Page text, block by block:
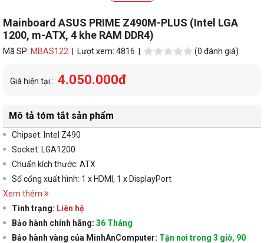
Mainboard ASUS PRIME Z490M-PLUS (Intel LGA
1200, m-ATX, 4 khe RAM DDR4)
Mã SP: MBAS122 | Lượt xem: 4816 | (0 đánh giá)
Giá hiện tại : 4.050.000đ
Mô tả tóm tắt sản phẩm
Chipset: Intel Z490
Socket: LGA1200
Chuẩn kích thước: ATX
Số cổng xuất hình: 1 x HDMI, 1 x DisplayPort
Xem thêm
Tình trạng: Liên hệ
Bảo hành chính hãng: 36 Tháng
Bảo hành vàng của MinhAnComputer: Tận nơi trong 3 giờ, 90